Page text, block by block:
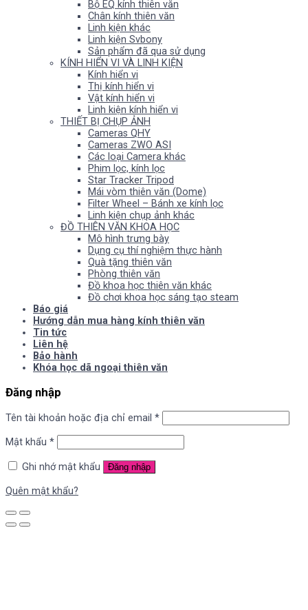
Bộ EQ kính thiên văn
Chân kính thiên văn
Linh kiện khác
Linh kiện Svbony
Sản phẩm đã qua sử dụng
KÍNH HIỂN VI VÀ LINH KIỆN
Kính hiển vi
Thị kính hiển vi
Vật kính hiển vi
Linh kiện kính hiển vi
THIẾT BỊ CHỤP ẢNH
Cameras QHY
Cameras ZWO ASI
Các loại Camera khác
Phim lọc, kính lọc
Star Tracker Tripod
Mái vòm thiên văn (Dome)
Filter Wheel – Bánh xe kính lọc
Linh kiện chụp ảnh khác
ĐỒ THIÊN VĂN KHOA HỌC
Mô hình trưng bày
Dụng cụ thí nghiệm thực hành
Quà tặng thiên văn
Phòng thiên văn
Đồ khoa học thiên văn khác
Đồ chơi khoa học sáng tạo steam
Báo giá
Hướng dẫn mua hàng kính thiên văn
Tin tức
Liên hệ
Bảo hành
Khóa học dã ngoại thiên văn
Đăng nhập
Tên tài khoản hoặc địa chỉ email *
Mật khẩu *
Ghi nhớ mật khẩu Đăng nhập
Quên mật khẩu?